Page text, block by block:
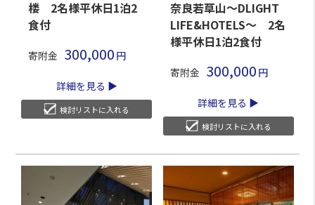
楼 2名様平休日1泊2
食付
寄附金 300,000
詳細を見る
検討リストに入れる
奈良若草山～DLIGHT
LIFE&HOTELS～ 2名
様平休日1泊2食付
寄附金 300,000
詳細を見る
検討リストに入れる